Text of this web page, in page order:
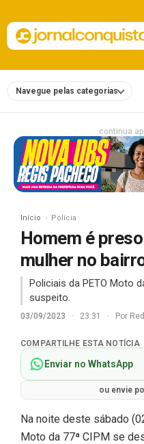
Navegue pelas categorias
continua
Início Polícia
Homem é
mulher no
Policiais da PETO Moto
suspeito.
03/09/2023 · 23:31 · Por
COMPARTILHE ESTA NOTÍCIA
Enviar no WhatsApp
ou envie
Na noite deste sábado
Moto da 77ª CIPM se